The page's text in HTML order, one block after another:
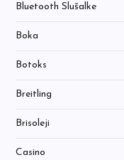
Bluetooth Slušalke
Boka
Botoks
Breitling
Brisoleji
Casino